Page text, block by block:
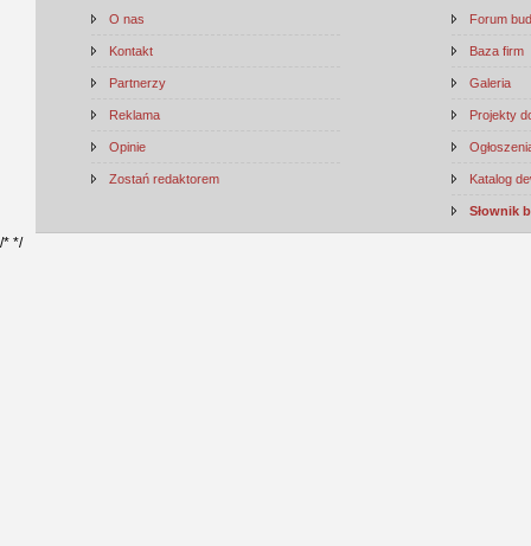
O nas
Kontakt
Partnerzy
Reklama
Opinie
Zostań redaktorem
Forum
Baza firm
Galeria
Projekty
Katalog
Słownik
/* */